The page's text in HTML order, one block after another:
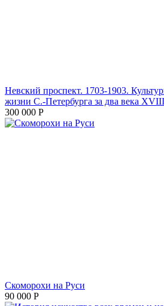
Невский проспект. 1703-1903.
жизни С.-Петербурга за два века
300 000 Р
Скоморохи на Руси
90 000 Р